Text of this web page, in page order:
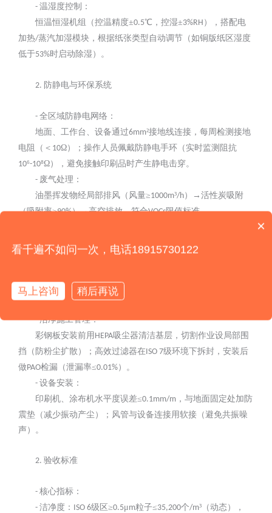
- 温湿度控制：
恒温恒湿机组（控温精度±0.5℃，控湿±3%RH ），搭配电
加热/蒸汽加湿模块，根据纸张类型自动调节（如铜版纸区湿度
低于53%时启动除湿）。
2. 防静电与环保系统
- 全区域防静电网络：
地面、工作台、设备通过6mm²接地线连接，每周检测接地
电阻（＜ 10Ω）；操作人员佩戴防静电手环（实时监测阻抗
10⁶-10⁸Ω），避免接触印刷品时产生静电击穿。
- 废气处理：
油墨挥发物经局部排风（风量≥1000m³/h）→活性炭吸附
（吸附率≥90%）→高空排放，符合VOCs限值标准
四、施工与验收：精细化管控
1.施工关键节点
-洁净施工管理：
彩钢板安装前用 HEPA吸尘器清洁基层，切割作业设局部围
挡（防粉尘扩散）；高效过滤器在ISO 7级环境下拆封，安装后
做PAO检漏（泄漏率≤0.01%）。
- 设备安装：
印刷机、涂布机水平度误差≤0.1mm/m ，与地面固定处加防
震垫（减少振动产尘）；风管与设备连接用软接（避免共振噪
声）。
2. 验收标准
- 核心指标：
- 洁净度： ISO 6级区≥0.5μ m粒子≤35,200个/m³（动态），
你们是怎么收费的呢？
×
看千遍不如问一次，电话18915730122
马上咨询 稍后再说